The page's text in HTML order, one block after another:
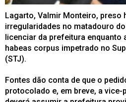
Lagarto, Valmir Monteiro, preso
irregularidades no matadouro
licenciar da prefeitura enquanto
habeas corpus impetrado no
(STJ).
Fontes dão conta de que o
protocolado e, em breve, a vice-